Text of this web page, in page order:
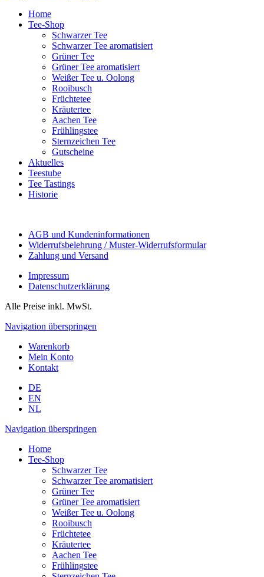
Home
Tee-Shop
Schwarzer Tee
Schwarzer Tee aromatisiert
Grüner Tee
Grüner Tee aromatisiert
Weißer Tee u. Oolong
Rooibusch
Früchtetee
Kräutertee
Aachen Tee
Frühlingstee
Sternzeichen Tee
Gutscheine
Aktuelles
Teestube
Tee Tastings
Historie
AGB und Kundeninformationen
Widerrufsbelehrung / Muster-Widerrufsformular
Zahlung und Versand
Impressum
Datenschutzerklärung
Alle Preise inkl. MwSt.
Navigation überspringen
Warenkorb
Mein Konto
Kontakt
DE
EN
NL
Navigation überspringen
Home
Tee-Shop
Schwarzer Tee
Schwarzer Tee aromatisiert
Grüner Tee
Grüner Tee aromatisiert
Weißer Tee u. Oolong
Rooibusch
Früchtetee
Kräutertee
Aachen Tee
Frühlingstee